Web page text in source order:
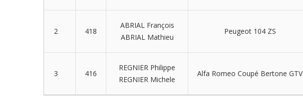
2 418
ABRIAL François
ABRIAL Mathieu
Peugeot 104 ZS
3 416
REGNIER Philippe
REGNIER Michele
Alfa Romeo Coupé Bertone GTV